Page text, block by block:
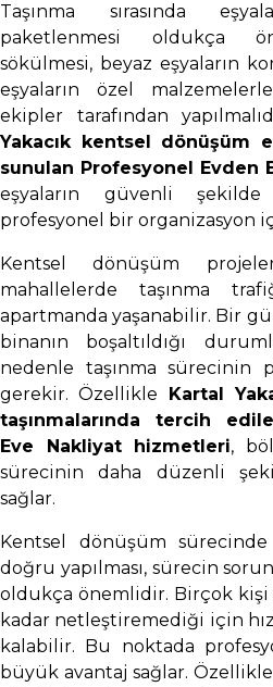
Taşınma sırasında
paketlenmesi oldukça
sökülmesi, beyaz eşyaların
eşyaların özel
ekipler tarafından
Yakacık kentsel dönüşüm
sunulan Profesyonel Evden
eşyaların güvenli şekilde
profesyonel bir organizasyon
Kentsel dönüşüm
mahallelerde taşınma
apartmanda yaşanabilir. Bir
binanın boşaltıldığı
nedenle taşınma sürecinin
gerekir. Özellikle
Kartal
taşınmalarında tercih
Eve Nakliyat hizmetleri,
sürecinin daha düzenli
sağlar.
Kentsel dönüşüm sürecinde
doğru yapılması, sürecin
oldukça önemlidir. Birçok kişi
kadar netleştiremediği için
kalabilir. Bu noktada
büyük avantaj sağlar. Özellikle